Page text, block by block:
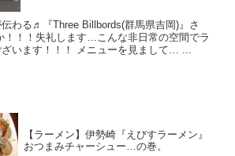
わる♬『Three Billbords(群馬県吉岡)』さ
！！！失礼します…こんな非日常の空間でラ
います！！！ メニューを見まして… ...
【ラーメン】伊勢崎『えびすラーメン』
おつまみチャーシュー…の巻。